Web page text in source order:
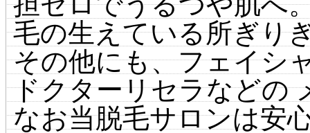
毛の生えている所ぎり
その他にも、フェイシ
ドクターリセラなどの
なお当脱毛サロンは安